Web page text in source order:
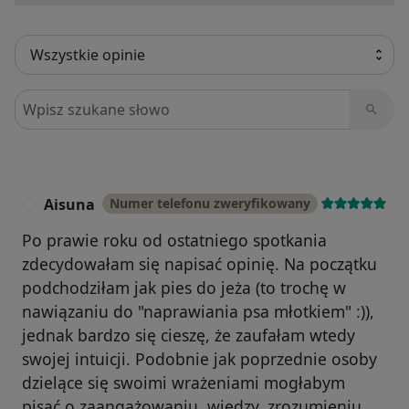
Szukaj w opiniach
Aisuna Numer telefonu zweryfikowany
Po prawie roku od ostatniego spotkania
zdecydowałam się napisać opinię. Na początku
podchodziłam jak pies do jeża (to trochę w
nawiązaniu do "naprawiania psa młotkiem" :)),
jednak bardzo się cieszę, że zaufałam wtedy
swojej intuicji. Podobnie jak poprzednie osoby
dzielące się swoimi wrażeniami mogłabym